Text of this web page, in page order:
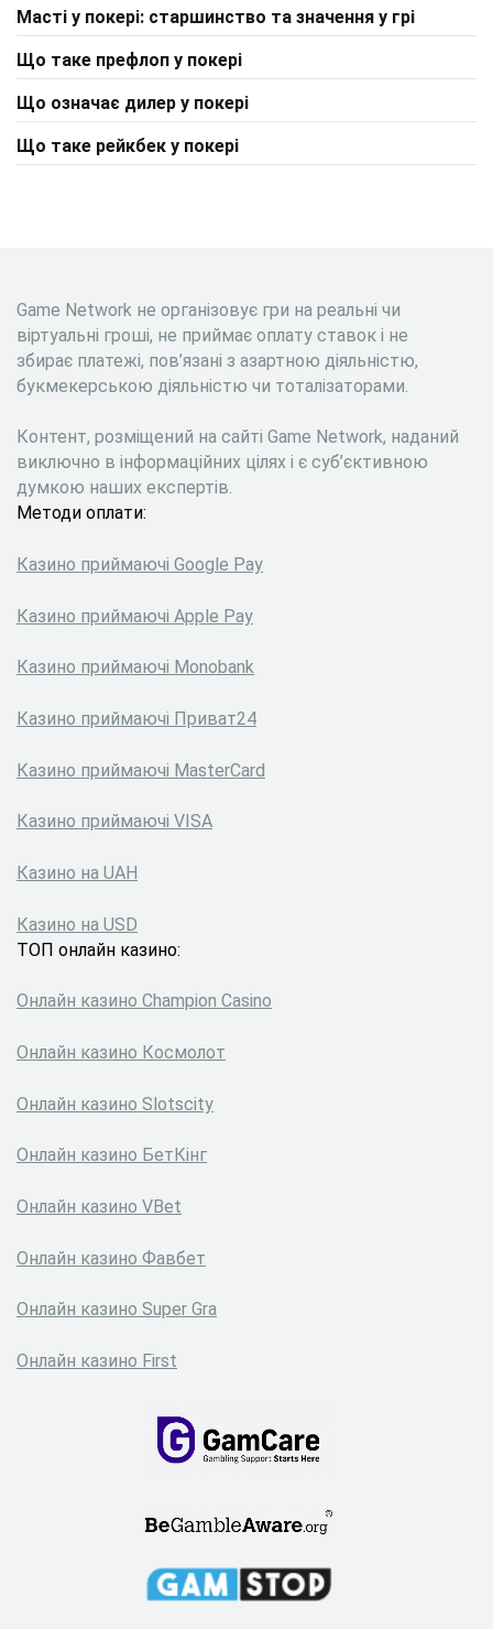
Масті у покері: старшинство та значення у грі
Що таке префлоп у покері
Що означає дилер у покері
Що таке рейкбек у покері
Game Network не організовує гри на реальні чи
віртуальні гроші, не приймає оплату ставок і не
збирає платежі, пов’язані з азартною діяльністю,
букмекерською діяльністю чи тоталізаторами.
Контент, розміщений на сайті Game Network, наданий
виключно в інформаційних цілях і є суб’єктивною
думкою наших експертів.
Методи оплати:
Казино приймаючі Google Pay
Казино приймаючі Apple Pay
Казино приймаючі Monobank
Казино приймаючі Приват24
Казино приймаючі MasterCard
Казино приймаючі VISA
Казино на UAH
Казино на USD
ТОП онлайн казино:
Онлайн казино Сhampion Сasino
Онлайн казино Космолот
Онлайн казино Slotscity
Онлайн казино БетКінг
Онлайн казино VBet
Онлайн казино Фавбет
Онлайн казино Super Gra
Онлайн казино First